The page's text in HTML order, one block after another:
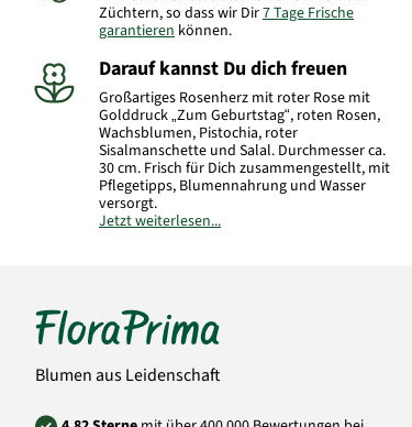
Züchtern, so dass wir Dir7 Tage Frische
garantieren können.
Darauf kannst Du dich freuen
Großartiges Rosenherz mit roter Rose mit
Golddruck „Zum Geburtstag“, roten Rosen,
Wachsblumen, Pistochia, roter
Sisalmanschette und Salal. Durchmesser ca.
30 cm. Frisch für Dich zusammengestellt, mit
Pflegetipps, Blumennahrung und Wasser
versorgt.
info@floraprima.de
Art.-Nr.: 2953
Jetzt weiterlesen...
Blumen aus Leidenschaft